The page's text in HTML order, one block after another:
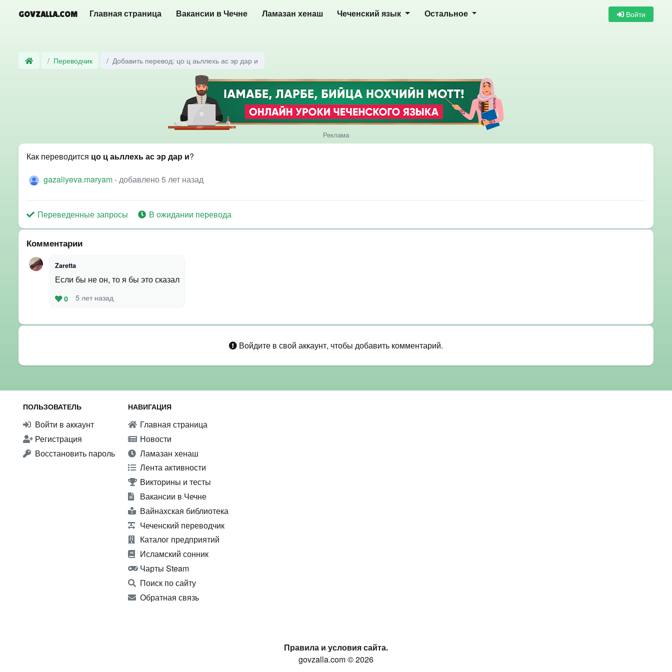
GOVZALLA.COM Главная страница Вакансии в Чечне Ламазан хенаш Чеченский язык Остальное Войти
Переводчик Добавить перевод: цо ц аьллехь ас эр дар и
Реклама
Как переводится цо ц аьллехь ас эр дар и?
gazaliyeva.maryam- добавлено 5 лет назад
Переведенные запросы В ожидании перевода
Комментарии
Zaretta
Если бы не он, то я бы это сказал
0 5 лет назад
Войдите в свой аккаунт, чтобы добавить комментарий.
ПОЛЬЗОВАТЕЛЬ
Войти в аккаунт
Регистрация
Восстановить пароль
НАВИГАЦИЯ
Главная страница
Новости
Ламазан хенаш
Лента активности
Викторины и тесты
Вакансии в Чечне
Вайнахская библиотека
Чеченский переводчик
Каталог предприятий
Исламский сонник
Чарты Steam
Поиск по сайту
Обратная связь
Правила и условия сайта.
govzalla.com © 2026